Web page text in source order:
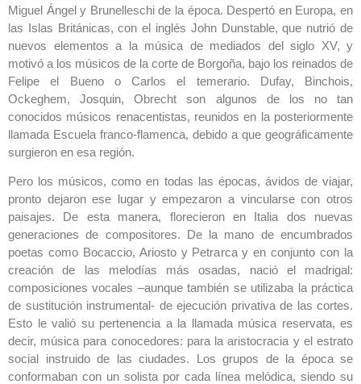
Miguel Ángel y Brunelleschi de la época. Despertó en Europa, en
las Islas Británicas, con el inglés John Dunstable, que nutrió de
nuevos elementos a la música de mediados del siglo XV, y
motivó a los músicos de la corte de Borgoña, bajo los reinados de
Felipe el Bueno o Carlos el temerario. Dufay, Binchois,
Ockeghem, Josquin, Obrecht son algunos de los no tan
conocidos músicos renacentistas, reunidos en la posteriormente
llamada Escuela franco-flamenca, debido a que geográficamente
surgieron en esa región.
Pero los músicos, como en todas las épocas, ávidos de viajar,
pronto dejaron ese lugar y empezaron a vincularse con otros
paisajes. De esta manera, florecieron en Italia dos nuevas
generaciones de compositores. De la mano de encumbrados
poetas como Bocaccio, Ariosto y Petrarca y en conjunto con la
creación de las melodías más osadas, nació el madrigal:
composiciones vocales –aunque también se utilizaba la práctica
de sustitución instrumental- de ejecución privativa de las cortes.
Esto le valió su pertenencia a la llamada música reservata, es
decir, música para conocedores: para la aristocracia y el estrato
social instruido de las ciudades. Los grupos de la época se
conformaban con un solista por cada línea melódica, siendo su